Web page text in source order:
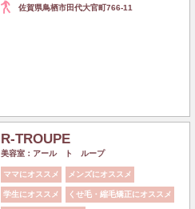
佐賀県鳥栖市田代大官町766-11
R-TROUPE
美容室：アール ト ループ
ママにオススメ メンズにオススメ
学生にオススメ くせ毛・縮毛矯正にオススメ